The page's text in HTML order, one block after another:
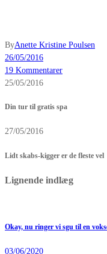
ByAnette Kristine Poulsen
26/05/2016
19 Kommentarer
25/05/2016
Din tur til gratis spa
27/05/2016
Lidt skabs-kigger er de fleste vel
Lignende indlæg
Okay, nu ringer vi sgu til en
03/06/2020